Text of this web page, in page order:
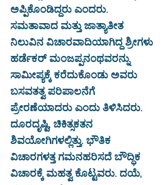
ಅಪ್ಪಿಕೊಂಡಿದ್ದರು ಎಂದರು.
ಸಮತಾವಾದ ಮತ್ತು ಜಾತ್ಯಾತೀತ
ನಿಲುವಿನ ವಿಚಾರವಾದಿಯಾಗಿದ್ದ ಶ್ರೀಗಳು
ಹರ್ಡೆಕರ್ ಮಂಜಪ್ಪನಂಥವರನ್ನು
ಸಾಮೀಪ್ಯಕ್ಕೆ ಕರೆದುಕೊಂಡು ಅವರು
ಬಸವತತ್ವ ಪರಿಪಾಲನೆಗೆ
ಪ್ರೇರಣೆಯಾದರು ಎಂದು ತಿಳಿಸಿದರು.
ದೂರದೃಷ್ಟಿ, ಚಿಕಿತ್ಸಕತನ
ಶಿವಯೋಗಿಗಳಲ್ಲಿತ್ತು. ಭೌತಿಕ
ವಿಚಾರಗಳತ್ತ ಗಮನಹರಿಸದೆ ಬೌದ್ಧಿಕ
ವಿಚಾರಕ್ಕೆ ಮಹತ್ವ ಕೊಟ್ಟವರು. ದಯೆ,